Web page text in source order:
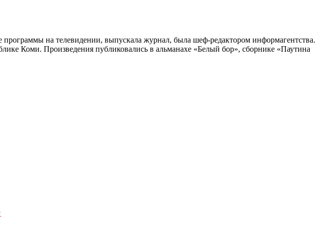
программы на телевидении, выпускала журнал, была шеф-редактором информагентства.
Коми. Произведения публиковались в альманахе «Белый бор», сборнике «Паутина